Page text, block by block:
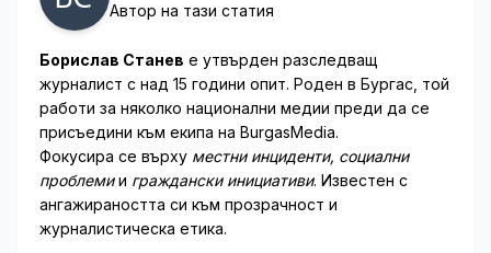
Автор на тази статия
Борислав Станев е утвърден разследващ
журналист с над 15 години опит. Роден в Бургас, той
работи за няколко национални медии преди да се
присъедини към екипа на BurgasMedia.
Фокусира се върху местни инциденти, социални
проблемии граждански инициативи. Известен с
ангажираността си към прозрачност и
журналистическа етика.